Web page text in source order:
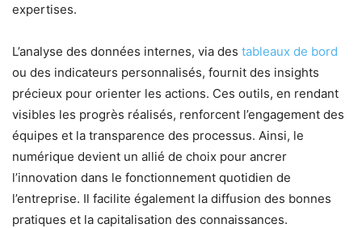
expertises.
L’analyse des données internes, via des tableaux de bord
ou des indicateurs personnalisés, fournit des insights
précieux pour orienter les actions. Ces outils, en rendant
visibles les progrès réalisés, renforcent l’engagement des
équipes et la transparence des processus. Ainsi, le
numérique devient un allié de choix pour ancrer
l’innovation dans le fonctionnement quotidien de
l’entreprise. Il facilite également la diffusion des bonnes
pratiques et la capitalisation des connaissances.